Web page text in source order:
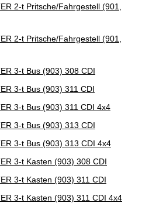
2-t Pritsche/Fahrgestell (901,
2-t Pritsche/Fahrgestell (901,
3-t Bus (903) 308 CDI
3-t Bus (903) 311 CDI
3-t Bus (903) 311 CDI 4x4
3-t Bus (903) 313 CDI
3-t Bus (903) 313 CDI 4x4
3-t Kasten (903) 308 CDI
3-t Kasten (903) 311 CDI
3-t Kasten (903) 311 CDI 4x4